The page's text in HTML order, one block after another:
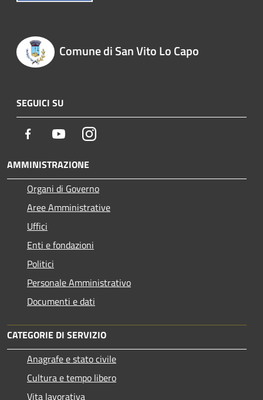
Comune di San Vito Lo Capo
SEGUICI SU
Facebook YoutubeInstagram
AMMINISTRAZIONE
Organi di Governo
Aree Amministrative
Uffici
Enti e fondazioni
Politici
Personale Amministrativo
Documenti e dati
CATEGORIE DI SERVIZIO
Anagrafe e stato civile
Cultura e tempo libero
Vita lavorativa